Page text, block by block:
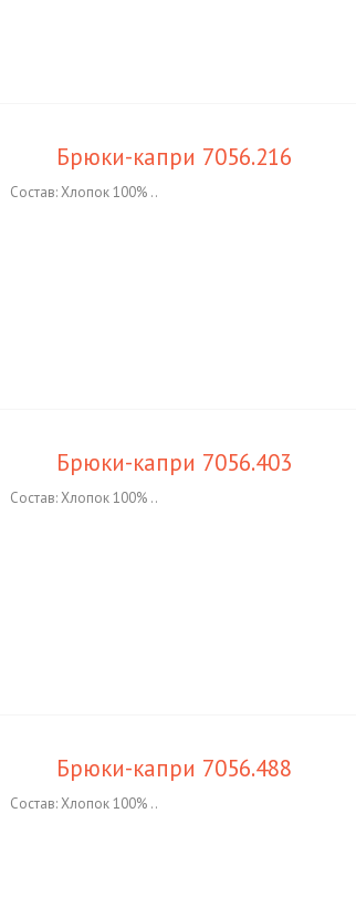
Брюки-капри 7056.216
Состав: Хлопок 100% ..
Брюки-капри 7056.403
Состав: Хлопок 100% ..
Брюки-капри 7056.488
Состав: Хлопок 100% ..